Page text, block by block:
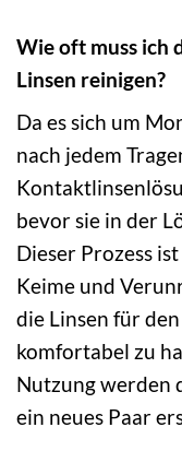
Wie oft muss ich
Linsen reinigen?
Da es sich um
nach jedem
bevor sie in der
Dieser Prozess
Keime und
die Linsen für
komfortabel zu
Nutzung werden
ein neues Paar